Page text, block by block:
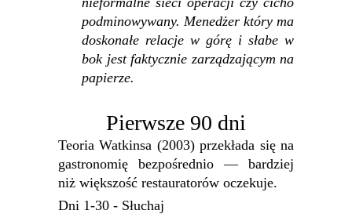
podminowywany. Menedżer który ma
doskonałe relacje w górę i słabe w
bok jest faktycznie zarządzającym na
papierze.
Pierwsze 90 dni
Teoria Watkinsa (2003) przekłada się na
gastronomię bezpośrednio — bardziej
niż większość restauratorów oczekuje.
Dni 1-30 - Słuchaj